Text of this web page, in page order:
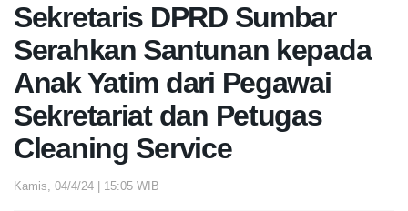
Sekretaris DPRD Sumbar
Serahkan Santunan kepada
Anak Yatim dari Pegawai
Sekretariat dan Petugas
Cleaning Service
Kamis, 04/4/24 | 15:05 WIB